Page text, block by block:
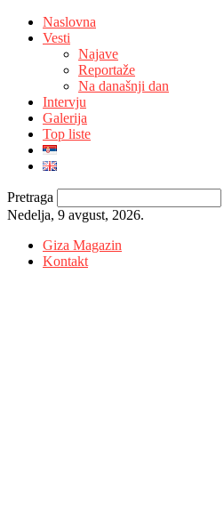
Naslovna
Vesti
Najave
Reportaže
Na današnji dan
Intervju
Galerija
Top liste
Pretraga
Nedelja, 9 avgust, 2026.
Giza Magazin
Kontakt